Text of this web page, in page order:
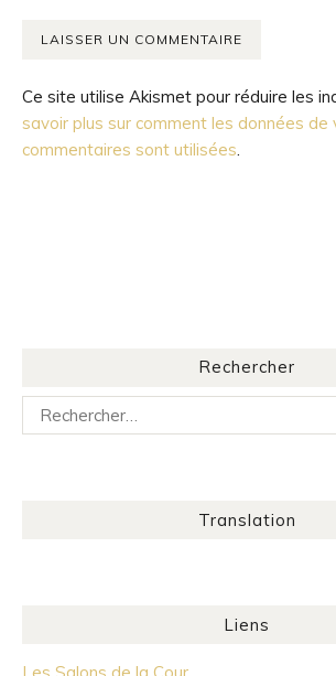
Ce site utilise Akismet pour réduire les
savoir plus sur comment les données de
commentaires sont utilisées.
Rechercher
Rechercher :
Translation
Liens